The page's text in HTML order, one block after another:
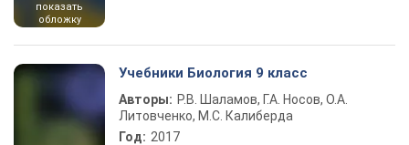
показать
обложку
Учебники Биология 9 класс
Авторы: Р.В. Шаламов, Г.А. Носов, О.А.
Литовченко, М.С. Калиберда
Год: 2017